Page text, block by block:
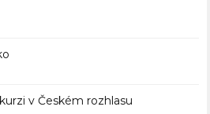
v Českém rozhlasu